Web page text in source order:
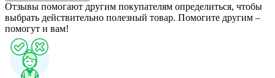
Отзывы помогают другим покупателям определиться, чтобы
выбрать действительно полезный товар. Помогите другим –
помогут и вам!